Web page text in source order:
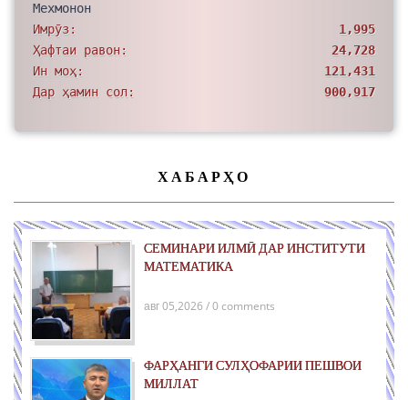
Мехмонон
Имрӯз:
1,995
Ҳафтаи равон:
24,728
Ин моҳ:
121,431
Дар ҳамин сол:
900,917
ХАБАРҲО
СЕМИНАРИ ИЛМӢ ДАР ИНСТИТУТИ
МАТЕМАТИКА
авг 05,2026 / 0 comments
ФАРҲАНГИ СУЛҲОФАРИИ ПЕШВОИ
МИЛЛАТ